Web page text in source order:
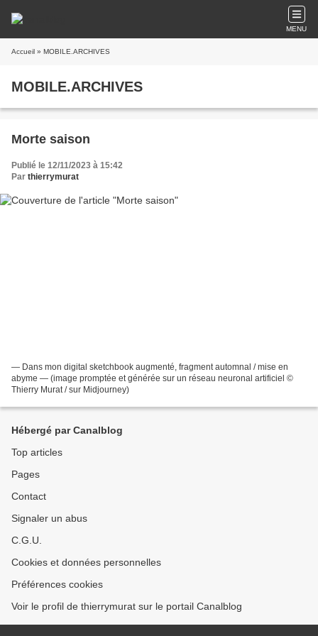
MENU
Accueil » MOBILE.ARCHIVES
MOBILE.ARCHIVES
Morte saison
Publié le 12/11/2023 à 15:42
Par thierrymurat
— Dans mon digital sketchbook augmenté, fragment automnal / mise en
abyme — (image promptée et générée sur un réseau neuronal artificiel ©
Thierry Murat / sur Midjourney)
Hébergé par Canalblog
Top articles
Pages
Contact
Signaler un abus
C.G.U.
Cookies et données personnelles
Préférences cookies
Voir le profil de thierrymurat sur le portail Canalblog